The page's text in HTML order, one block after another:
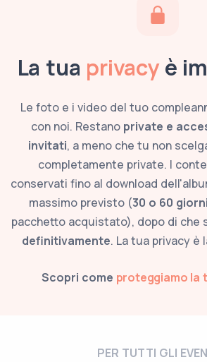
La tua privacyè
Le foto e i video del tuo
con noi. Restano private e
invitati, a meno che tu non
completamente private. I
conservati fino al download
massimo previsto (30 o 60 giorni
pacchetto acquistato), dopo di che
definitivamente. La tua privacy è
Scopri come proteggiamo la
PER TUTTI GLI